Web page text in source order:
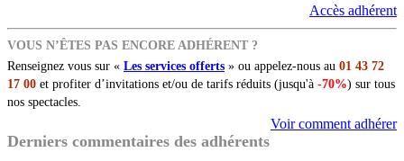
Accès adhérent
VOUS N’ÊTES PAS ENCORE ADHÉRENT ?
Renseignez vous sur « Les services offerts » ou appelez-nous au 01 43 72
17 00 et profiter d’invitations et/ou de tarifs réduits (jusqu'à -70%) sur tous
nos spectacles.
Voir comment adhérer
Derniers commentaires des adhérents